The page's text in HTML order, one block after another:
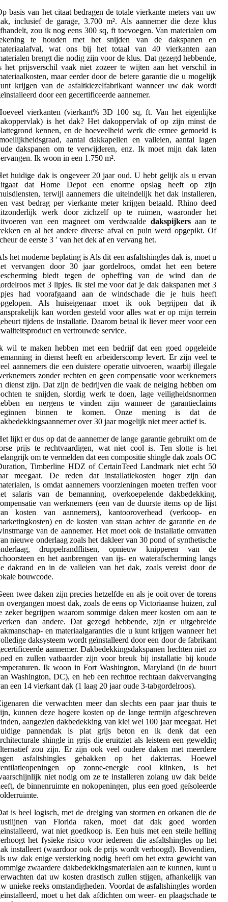
basis van het citaat bedragen de totale vierkante meters van uw
inclusief de garage, 3.700 m². Als aannemer die deze klus
zou ik nog eens 300 sq, ft toevoegen. Van materialen om
te houden met het snijden van de dakspanen en
wat ons bij het totaal van 40 vierkanten aan
brengt die nodig zijn voor de klus. Dat gezegd hebbende,
het prijsverschil vaak niet zozeer te wijten aan het verschil in
maar eerder door de betere garantie die u mogelijk
krijgen van de asfaltkiezelfabrikant wanneer uw dak wordt
door een gecertificeerde aannemer.
vierkanten (vierkant% 3D 100 sq, ft. Van het eigenlijke
is het dak? Het dakoppervlak of op zijn minst de
kennen, en de hoeveelheid werk die ermee gemoeid is
aantal dakkapellen en valleien, aantal lagen
dakspanen om te verwijderen, enz. Ik moet mijn dak laten
Ik woon in een 1.750 m².
huidige dak is ongeveer 20 jaar oud. U hebt gelijk als u ervan
dat Home Depot een enorme opslag heeft op zijn
terwijl aannemers die uiteindelijk het dak installeren,
vast bedrag per vierkante meter krijgen betaald. Rhino deed
werk door zichzelf op te ruimen, waaronder het
van een magneet om verdwaalde dakspijkersaan te
en al het andere diverse afval en puin werd opgepikt. Of
de eerste 3 ′ van het dek af en vervang het.
het moderne beplating is Als dit een asfaltshingles dak is, moet u
vervangen door 30 jaar gordelroos, omdat het een betere
biedt tegen de opheffing van de wind dan de
met 3 lipjes. Ik stel me voor dat je dak dakspanen met 3
had voorafgaand aan de windschade die je huis heeft
Als huiseigenaar moet ik ook begrijpen dat ik
kan worden gesteld voor alles wat er op mijn terrein
tijdens de installatie. Daarom betaal ik liever meer voor een
en vertrouwde service.
wil te maken hebben met een bedrijf dat een goed opgeleide
in dienst heeft en arbeiderscomp levert. Er zijn veel te
aannemers die een duistere operatie uitvoeren, waarbij illegale
zonder rechten en geen compensatie voor werknemers
dienst zijn. Dat zijn de bedrijven die vaak de neiging hebben om
te snijden, slordig werk te doen, lage veiligheidsnormen
en nergens te vinden zijn wanneer de garantieclaims
binnen te komen. Onze mening is dat de
over 30 jaar mogelijk niet meer actief is.
lijkt er dus op dat de aannemer de lange garantie gebruikt om de
prijs te rechtvaardigen, wat niet cool is. Ten slotte is het
om te vermelden dat een compositie shingle dak zoals OC
Timberline HDZ of CertainTeed Landmark niet echt 50
meegaat. De reden dat installatiekosten hoger zijn dan
is omdat aannemers voorzieningen moeten treffen voor
salaris van de bemanning, overkoepelende dakbedekking,
van werknemers (een van de duurste items op de lijst
kosten van aannemers), kantooroverhead (verkoop- en
en de kosten van staan achter de garantie en de
van de aannemer. Het moet ook de installatie omvatten
nieuwe onderlaag zoals het dakleer van 30 pond of synthetische
druppelrandflitsen, opnieuw knipperen van de
en het aanbrengen van ijs- en waterafscherming langs
dakrand en in de valleien van het dak, zoals vereist door de
bouwcode.
twee daken zijn precies hetzelfde en als je ooit over de torens
overgangen moest dak, zoals de eens op Victoriaanse huizen, zul
zeker begrijpen waarom sommige daken meer kosten om aan te
dan andere. Dat gezegd hebbende, zijn er uitgebreide
en materiaalgaranties die u kunt krijgen wanneer het
daksysteem wordt geïnstalleerd door een door de fabrikant
aannemer. Dakbedekkingsdakspanen hechten niet zo
en zullen vatbaarder zijn voor breuk bij installatie bij koude
Ik woon in Fort Washington, Maryland (in de buurt
Washington, DC), en heb een rechttoe rechtaan dakvervanging
een 14 vierkant dak (1 laag 20 jaar oude 3-tabgordelroos).
die verwachten meer dan slechts een paar jaar thuis te
kunnen deze hogere kosten op de lange termijn afgeschreven
aangezien dakbedekking van klei wel 100 jaar meegaat. Het
pannendak is plat grijs beton en ik denk dat een
shingle in grijs die eruitziet als leisteen een geweldig
zou zijn. Er zijn ook veel oudere daken met meerdere
asfaltshingles gebakken op het dakterras. Hoewel
op zonne-energie cool klinken, is het
niet nodig om ze te installeren zolang uw dak beide
de binnenruimte en nokopeningen, plus een goed geïsoleerde
is heel logisch, met de dreiging van stormen en orkanen die de
van Florida raken, moet dat dak goed worden
wat niet goedkoop is. Een huis met een steile helling
het fysieke risico voor iedereen die asfaltshingles op het
installeert (waardoor ook de prijs wordt verhoogd). Bovendien,
uw dak enige versterking nodig heeft om het extra gewicht van
zwaardere dakbedekkingsmaterialen aan te kunnen, kunt u
dat uw kosten drastisch zullen stijgen, afhankelijk van
unieke reeks omstandigheden. Voordat de asfaltshingles worden
moet u het dak afdichten om weer- en plaagschade te